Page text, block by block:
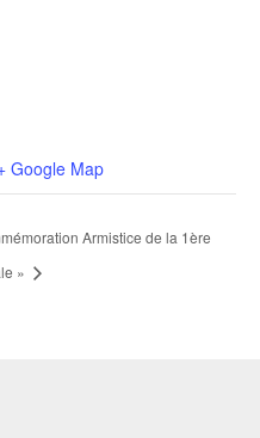
Google Map
Armistice de la 1ère
»